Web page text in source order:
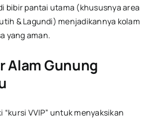
bibir pantai utama (khususnya area
& Lagundi) menjadikannya kolam
yang aman.
Alam Gunung
“kursi VVIP” untuk menyaksikan